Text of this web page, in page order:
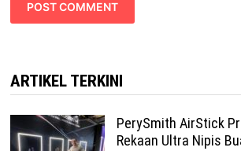
ARTIKEL TERKINI
PerySmith AirStick
Rekaan Ultra Nipis